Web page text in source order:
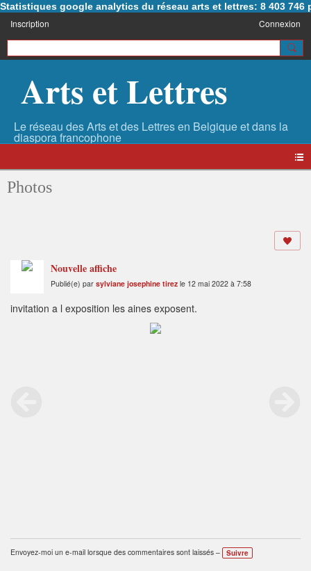
Statistiques google analytics du réseau arts et lettres: 8 403 746
Inscription Connexion
Arts et Lettres
Photos
Nouvelle affiche
Publié(e) par sylviane josephine tirez le 12 mai 2022 à 7:58
invitation a l exposition les aines exposent.
Envoyez-moi un e-mail lorsque des commentaires sont laissés – Suivre